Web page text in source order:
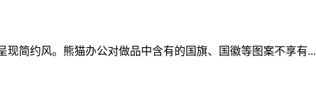
简约风。熊猫办公对做品中含有的国旗、国徽等图案不享有...